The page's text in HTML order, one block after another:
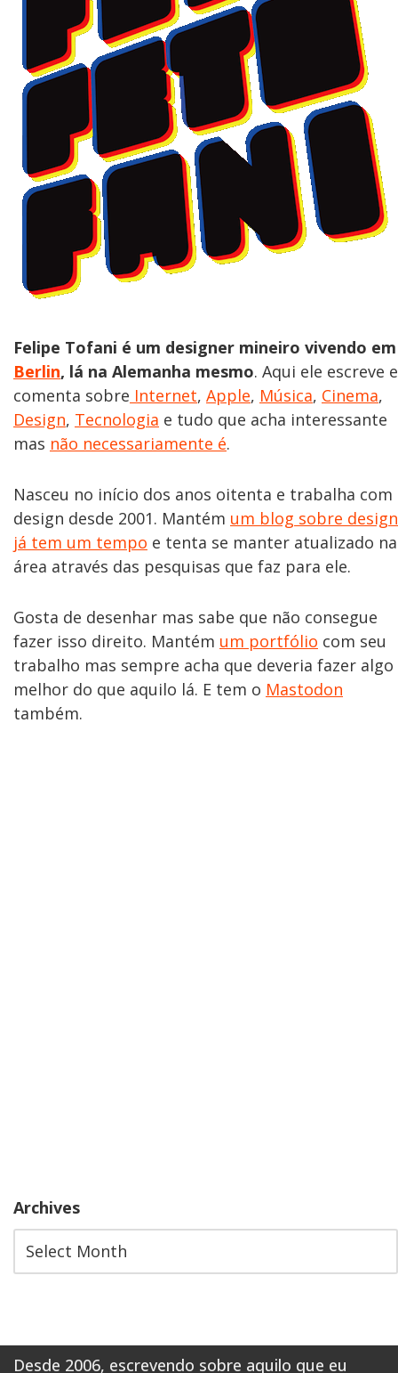
Felipe Tofani é um designer mineiro vivendo em
Berlin, lá na Alemanha mesmo. Aqui ele escreve e
comenta sobre Internet, Apple, Música, Cinema,
Design, Tecnologia e tudo que acha interessante
mas não necessariamente é.
Nasceu no início dos anos oitenta e trabalha com
design desde 2001. Mantém um blog sobre design
já tem um tempo e tenta se manter atualizado na
área através das pesquisas que faz para ele.
Gosta de desenhar mas sabe que não consegue
fazer isso direito. Mantém um portfólio com seu
trabalho mas sempre acha que deveria fazer algo
melhor do que aquilo lá. E tem o Mastodon
também.
Archives
Desde 2006, escrevendo sobre aquilo que eu